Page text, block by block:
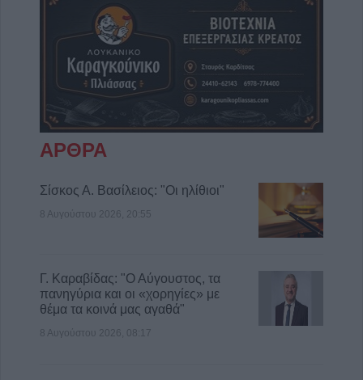
ΑΡΘΡΑ
Σίσκος Α. Βασίλειος: "Οι ηλίθιοι"
8 Αυγούστου 2026, 20:55
Γ. Καραβίδας: "Ο Αύγουστος, τα
πανηγύρια και οι «χορηγίες» με
θέμα τα κοινά μας αγαθά"
8 Αυγούστου 2026, 08:17